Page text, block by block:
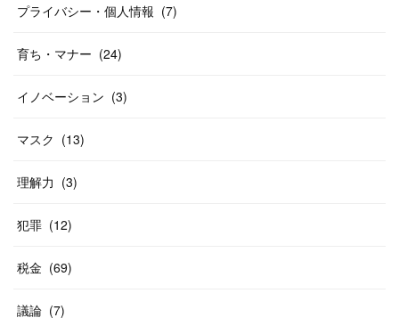
プライバシー・個人情報 (7)
育ち・マナー (24)
イノベーション (3)
マスク (13)
理解力 (3)
犯罪 (12)
税金 (69)
議論 (7)